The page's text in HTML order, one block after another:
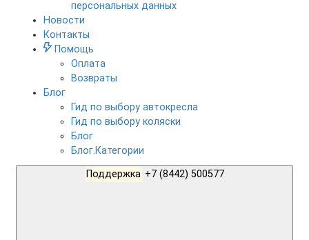
персональных данных
Новости
Контакты
Помощь
Оплата
Возвраты
Блог
Гид по выбору автокресла
Гид по выбору коляски
Блог
Блог.Категории
Поддержка